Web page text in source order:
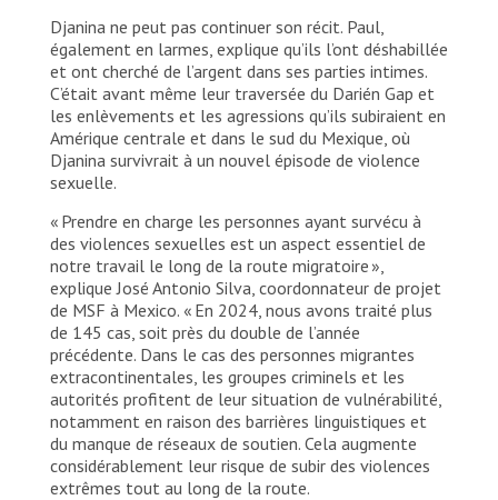
Djanina ne peut pas continuer son récit. Paul,
également en larmes, explique qu’ils l’ont déshabillée
et ont cherché de l’argent dans ses parties intimes.
C’était avant même leur traversée du Darién Gap et
les enlèvements et les agressions qu’ils subiraient en
Amérique centrale et dans le sud du Mexique, où
Djanina survivrait à un nouvel épisode de violence
sexuelle.
« Prendre en charge les personnes ayant survécu à
des violences sexuelles est un aspect essentiel de
notre travail le long de la route migratoire »,
explique José Antonio Silva, coordonnateur de projet
de MSF à Mexico. « En 2024, nous avons traité plus
de 145 cas, soit près du double de l’année
précédente. Dans le cas des personnes migrantes
extracontinentales, les groupes criminels et les
autorités profitent de leur situation de vulnérabilité,
notamment en raison des barrières linguistiques et
du manque de réseaux de soutien. Cela augmente
considérablement leur risque de subir des violences
extrêmes tout au long de la route.